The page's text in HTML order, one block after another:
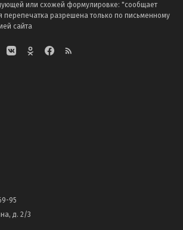
или схожей формулировке: "сообщает
перепечатка разрешена только по письменному
сайта
95
д. 2/3